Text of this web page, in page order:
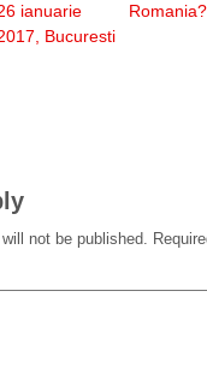
ianuarie
Bucuresti
Romania?
not be published.